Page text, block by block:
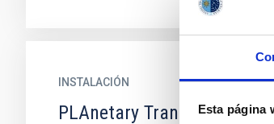
Esta página
INSTALACIÓN
PLAnetary Transits and